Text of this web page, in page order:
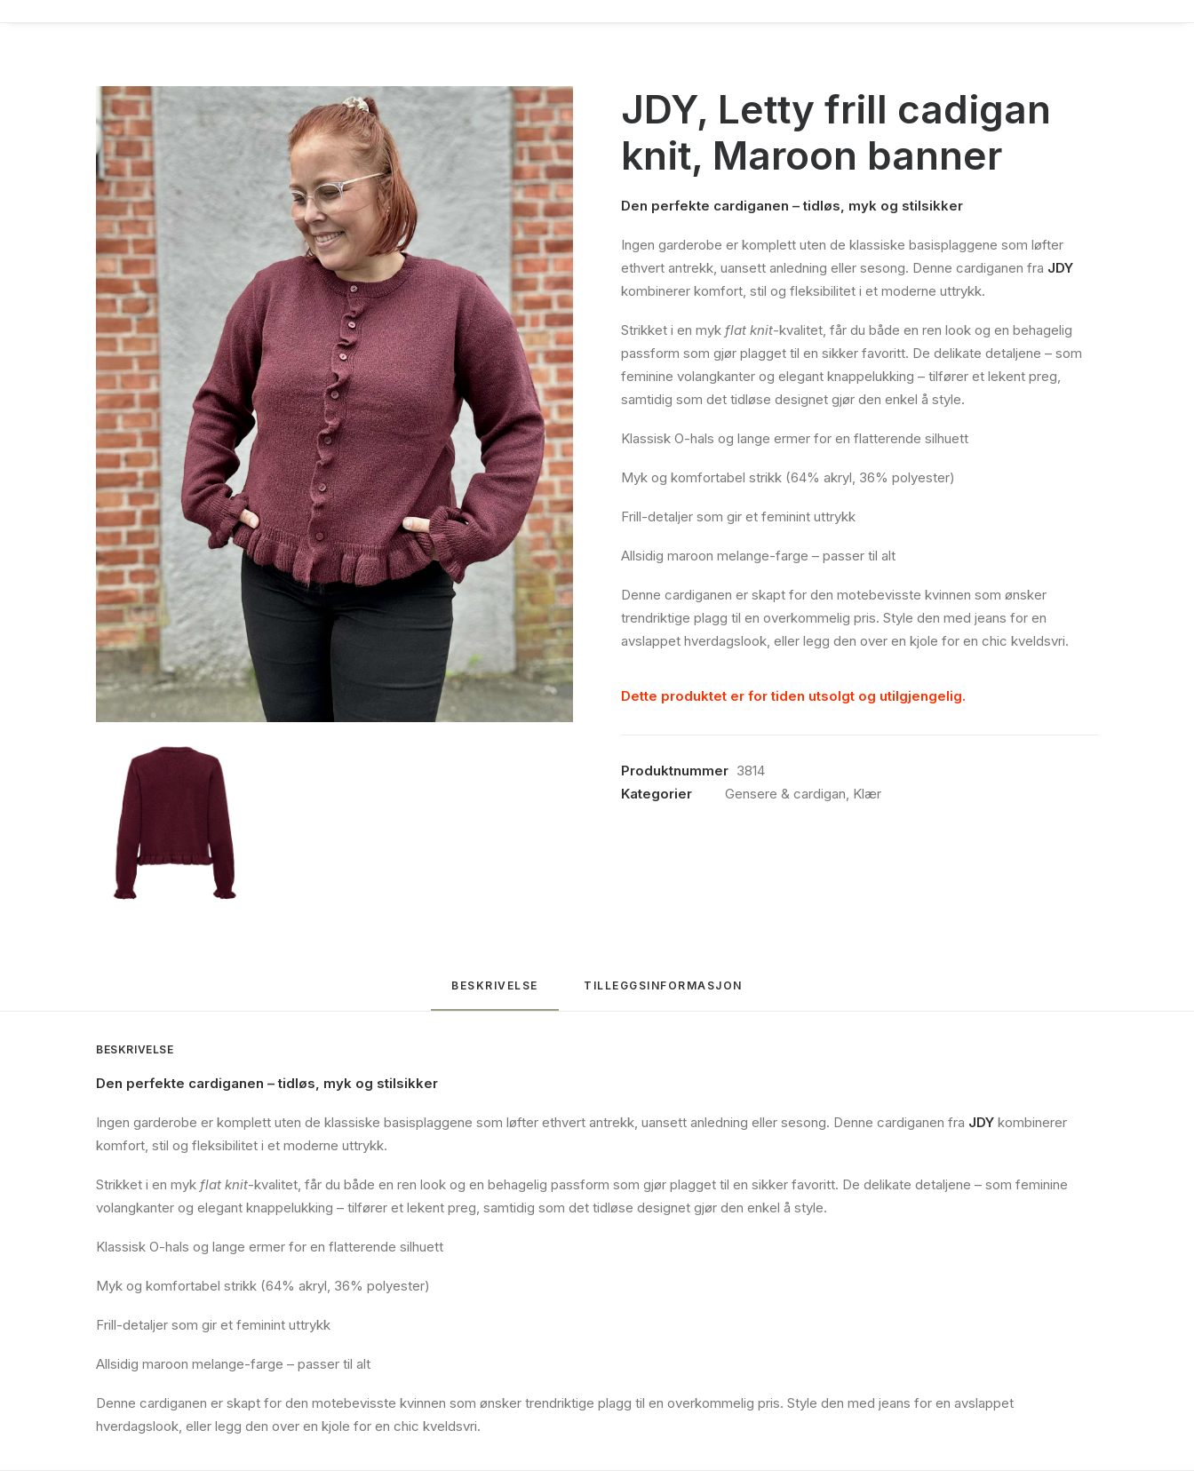
JDY, Letty frill cadigan
knit, Maroon banner
Den perfekte cardiganen – tidløs, myk og stilsikker
Ingen garderobe er komplett uten de klassiske basisplaggene som løfter
ethvert antrekk, uansett anledning eller sesong. Denne cardiganen fra JDY
kombinerer komfort, stil og fleksibilitet i et moderne uttrykk.
Strikket i en myk flat knit-kvalitet, får du både en ren look og en behagelig
passform som gjør plagget til en sikker favoritt. De delikate detaljene – som
feminine volangkanter og elegant knappelukking – tilfører et lekent preg,
samtidig som det tidløse designet gjør den enkel å style.
Klassisk O-hals og lange ermer for en flatterende silhuett
Myk og komfortabel strikk (64% akryl, 36% polyester)
Frill-detaljer som gir et feminint uttrykk
Allsidig maroon melange-farge – passer til alt
Denne cardiganen er skapt for den motebevisste kvinnen som ønsker
trendriktige plagg til en overkommelig pris. Style den med jeans for en
avslappet hverdagslook, eller legg den over en kjole for en chic kveldsvri.
Dette produktet er for tiden utsolgt og utilgjengelig.
Produktnummer 3814
Kategorier
Gensere & cardigan, Klær
BESKRIVELSE TILLEGGSINFORMASJON
BESKRIVELSE
Den perfekte cardiganen – tidløs, myk og stilsikker
Ingen garderobe er komplett uten de klassiske basisplaggene som løfter ethvert antrekk, uansett anledning eller sesong. Denne cardiganen fra JDY kombinerer
komfort, stil og fleksibilitet i et moderne uttrykk.
Strikket i en myk flat knit-kvalitet, får du både en ren look og en behagelig passform som gjør plagget til en sikker favoritt. De delikate detaljene – som feminine
volangkanter og elegant knappelukking – tilfører et lekent preg, samtidig som det tidløse designet gjør den enkel å style.
Klassisk O-hals og lange ermer for en flatterende silhuett
Myk og komfortabel strikk (64% akryl, 36% polyester)
Frill-detaljer som gir et feminint uttrykk
Allsidig maroon melange-farge – passer til alt
Denne cardiganen er skapt for den motebevisste kvinnen som ønsker trendriktige plagg til en overkommelig pris. Style den med jeans for en avslappet
hverdagslook, eller legg den over en kjole for en chic kveldsvri.